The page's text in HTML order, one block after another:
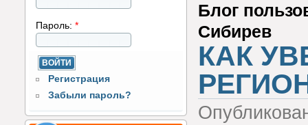
Пароль: *
Регистрация
Забыли пароль?
Блог
Сибирев
КАК